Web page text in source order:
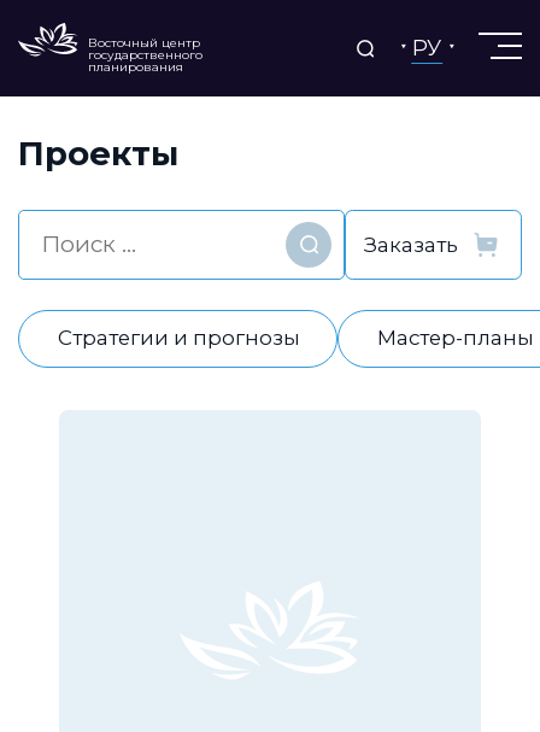
Восточный центр
государственного
планирования
РУ
Проекты
Найти
Стратегии и прогнозы Мастер-планы